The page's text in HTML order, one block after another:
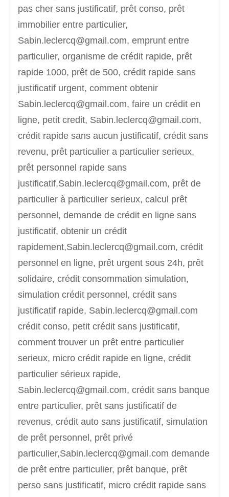
pas cher sans justificatif, prêt conso, prêt
immobilier entre particulier,
Sabin.leclercq@gmail.com, emprunt entre
particulier, organisme de crédit rapide, prêt
rapide 1000, prêt de 500, crédit rapide sans
justificatif urgent, comment obtenir
Sabin.leclercq@gmail.com, faire un crédit en
ligne, petit credit, Sabin.leclercq@gmail.com,
crédit rapide sans aucun justificatif, crédit sans
revenu, prêt particulier a particulier serieux,
prêt personnel rapide sans
justificatif,Sabin.leclercq@gmail.com, prêt de
particulier à particulier serieux, calcul prêt
personnel, demande de crédit en ligne sans
justificatif, obtenir un crédit
rapidement,Sabin.leclercq@gmail.com, crédit
personnel en ligne, prêt urgent sous 24h, prêt
solidaire, crédit consommation simulation,
simulation crédit personnel, crédit sans
justificatif rapide, Sabin.leclercq@gmail.com
crédit conso, petit crédit sans justificatif,
comment trouver un prêt entre particulier
serieux, micro crédit rapide en ligne, crédit
particulier sérieux rapide,
Sabin.leclercq@gmail.com, crédit sans banque
entre particulier, prêt sans justificatif de
revenus, crédit auto sans justificatif, simulation
de prêt personnel, prêt privé
particulier,Sabin.leclercq@gmail.com demande
de prêt entre particulier, prêt banque, prêt
perso sans justificatif, micro crédit rapide sans